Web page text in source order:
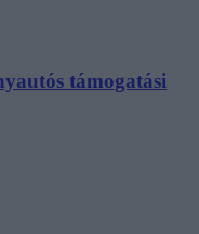
támogatási